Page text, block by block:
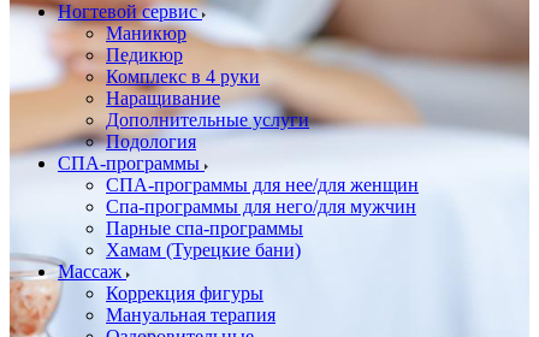
Ногтевой сервис
Маникюр
Педикюр
Комплекс в 4 руки
Наращивание
Дополнительные услуги
Подология
СПА-программы
СПА-программы для нее/для женщин
Спа-программы для него/для мужчин
Парные спа-программы
Хамам (Турецкие бани)
Массаж
Коррекция фигуры
Мануальная терапия